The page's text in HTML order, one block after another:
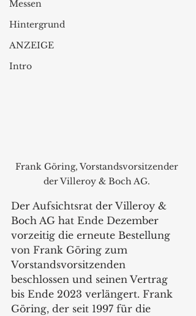
Messen
Hintergrund
ANZEIGE
Intro
Frank Göring, Vorstandsvorsitzender
der Villeroy & Boch AG.
Der Aufsichtsrat der Villeroy &
Boch AG hat Ende Dezember
vorzeitig die erneute Bestellung
von Frank Göring zum
Vorstandsvorsitzenden
beschlossen und seinen Vertrag
bis Ende 2023 verlängert. Frank
Göring, der seit 1997 für die